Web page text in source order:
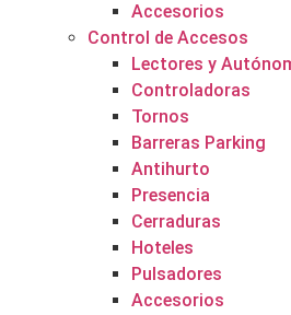
Accesorios
Control de Accesos
Lectores y
Controladoras
Tornos
Barreras Parking
Antihurto
Presencia
Cerraduras
Hoteles
Pulsadores
Accesorios